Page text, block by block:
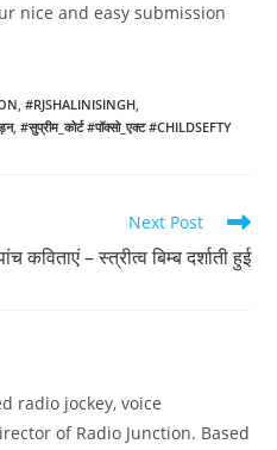
nice and easy submission
, #RJSHALINISINGH,
, #सुप्रीम_कोर्ट #पॉक्सो_एक्ट #CHILDSEFTY
Next Post
कविताएं – स्त्रीत्व बिम्ब दर्शाती हुई
radio jockey, voice
of Radio Junction. Based